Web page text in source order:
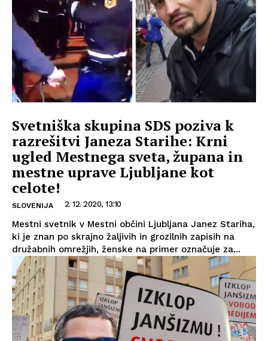
Svetniška skupina SDS poziva k
razrešitvi Janeza Starihe: Krni
ugled Mestnega sveta, župana in
mestne uprave Ljubljane kot
celote!
SLOVENIJA 2. 12. 2020, 13:10
Mestni svetnik v Mestni občini Ljubljana Janez Stariha,
ki je znan po skrajno žaljivih in grozilnih zapisih na
družabnih omrežjih, ženske na primer označuje za...